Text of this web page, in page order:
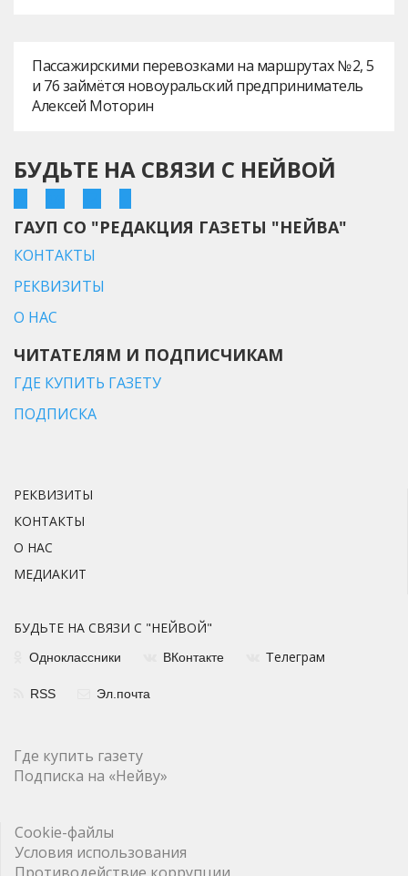
Пассажирскими перевозками на маршрутах № 2, 5
и 76 займётся новоуральский предприниматель
Алексей Моторин
БУДЬТЕ НА СВЯЗИ С НЕЙВОЙ
ГАУП СО "РЕДАКЦИЯ ГАЗЕТЫ "НЕЙВА"
КОНТАКТЫ
РЕКВИЗИТЫ
О НАС
ЧИТАТЕЛЯМ И ПОДПИСЧИКАМ
ГДЕ КУПИТЬ ГАЗЕТУ
ПОДПИСКА
РЕКВИЗИТЫ
КОНТАКТЫ
О НАС
МЕДИАКИТ
БУДЬТЕ НА СВЯЗИ С "НЕЙВОЙ"
Одноклассники ВКонтакте Телеграм
RSS Эл.почта
Где купить газету
Подписка на «Нейву»
Cookie-файлы
Условия использования
Противодействие коррупции